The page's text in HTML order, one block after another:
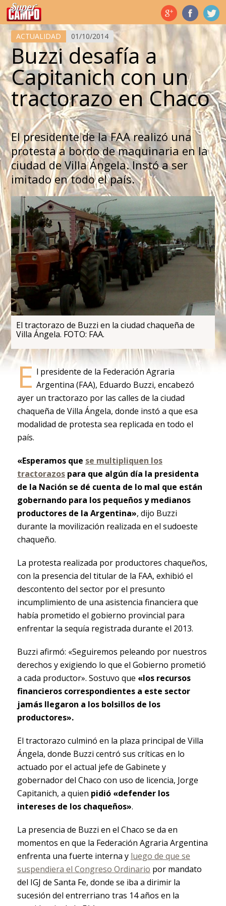
Temas de hoy
ACTUALIDAD 01/10/2014
Buzzi desafía a
Capitanich con un
tractorazo en Chaco
El presidente de la FAA realizó una
protesta a bordo de maquinaria en la
ciudad de Villa Ángela. Instó a ser
imitado en todo el país.
El tractorazo de Buzzi en la ciudad chaqueña de
Villa Ángela. FOTO: FAA.
E l presidente de la Federación Agraria
Argentina (FAA), Eduardo Buzzi, encabezó
ayer un tractorazo por las calles de la ciudad
chaqueña de Villa Ángela, donde instó a que esa
modalidad de protesta sea replicada en todo el
país.
«Esperamos que se multipliquen los
tractorazospara que algún día la presidenta
de la Nación se dé cuenta de lo mal que están
gobernando para los pequeños y medianos
productores de la Argentina», dijo Buzzi
durante la movilización realizada en el sudoeste
chaqueño.
La protesta realizada por productores chaqueños,
con la presencia del titular de la FAA, exhibió el
descontento del sector por el presunto
incumplimiento de una asistencia financiera que
había prometido el gobierno provincial para
enfrentar la sequía registrada durante el 2013.
Buzzi afirmó: «Seguiremos peleando por nuestros
derechos y exigiendo lo que el Gobierno prometió
a cada productor». Sostuvo que «los recursos
financieros correspondientes a este sector
jamás llegaron a los bolsillos de los
productores».
El tractorazo culminó en la plaza principal de Villa
Ángela, donde Buzzi centró sus críticas en lo
actuado por el actual jefe de Gabinete y
gobernador del Chaco con uso de licencia, Jorge
Capitanich, a quien pidió «defender los
intereses de los chaqueños».
La presencia de Buzzi en el Chaco se da en
momentos en que la Federación Agraria Argentina
enfrenta una fuerte interna y luego de que se
suspendiera el Congreso Ordinario por mandato
del IGJ de Santa Fe, donde se iba a dirimir la
sucesión del entrerriano tras 14 años en la